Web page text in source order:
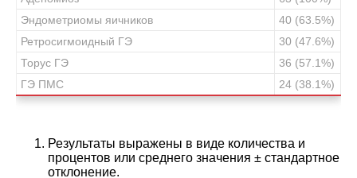
Эндометриомы яичников
40 (63.5%)
Ретросигмоидный ГЭ
30 (47.6%)
Торус ГЭ
36 (57.1%)
ГЭ ПМС
24 (38.1%)
Результаты выражены в виде количества и
процентов или среднего значения ± стандартное
отклонение.